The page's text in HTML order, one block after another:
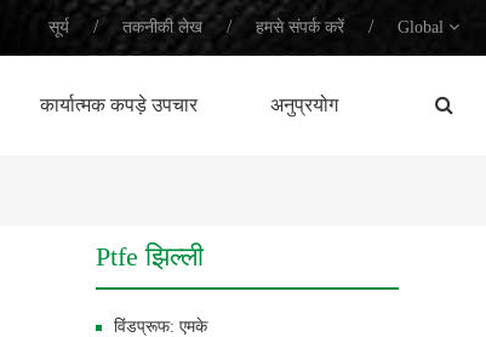
सूर्य / तकनीकी लेख / हमसे संपर्क करें / Global
कार्यात्मक कपड़े उपचार अनुप्रयोग
Ptfe झिल्ली
विंडप्रूफ: एमके